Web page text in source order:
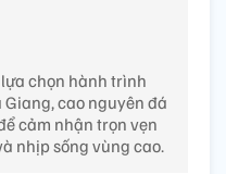
chọn hành trình
cao nguyên đá
cảm nhận trọn vẹn
nhịp sống vùng cao.